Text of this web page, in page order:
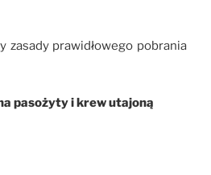
zasady prawidłowego pobrania
pasożyty i krew utajoną